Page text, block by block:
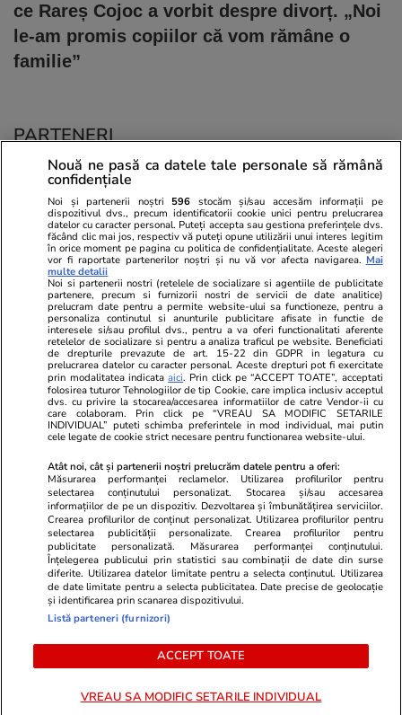
ce Rareș Cojoc a vorbit despre divorț. „Noi
le-am promis copiilor că vom rămâne o
familie”
PARTENERI
Viva.ro
"Nici acum nu îi știu bine. Nu îi știu familia".
A tăcut luni întregi, dar acum Gina Matache a
spus adevărul despre relația cu ginerele ei,
Radu Siffr...
Unica.ro
Nu și ei! S-au
căsnicie! Cei doi
secret. Nimeni
motiv al
© 2026 Ringier Romania. Toate drepturile rezervate
Actualizare preferințe cookies
Nouă ne pasă ca datele tale personale să rămână
confidențiale
Noi și partenerii noștri 596 stocăm și/sau accesăm informații pe
dispozitivul dvs., precum identificatorii cookie unici pentru prelucrarea
datelor cu caracter personal. Puteți accepta sau gestiona preferințele dvs.
făcând clic mai jos, respectiv vă puteți opune utilizării unui interes legitim
în orice moment pe pagina cu politica de confidențialitate. Aceste alegeri
vor fi raportate partenerilor noștri și nu vă vor afecta navigarea. Mai
multe detalii
Noi si partenerii nostri (retelele de socializare si agentiile de publicitate
partenere, precum si furnizorii nostri de servicii de date analitice)
prelucram date pentru a permite website-ului sa functioneze, pentru a
personaliza continutul si anunturile publicitare afisate in functie de
interesele si/sau profilul dvs., pentru a va oferi functionalitati aferente
retelelor de socializare si pentru a analiza traficul pe website. Beneficiati
de drepturile prevazute de art. 15-22 din GDPR in legatura cu
prelucrarea datelor cu caracter personal. Aceste drepturi pot fi exercitate
prin modalitatea indicataaici. Prin click pe “ACCEPT TOATE”, acceptati
folosirea tuturor Tehnologiilor de tip Cookie, care implica inclusiv acceptul
dvs. cu privire la stocarea/accesarea informatiilor de catre Vendor-ii cu
care colaboram. Prin click pe “VREAU SA MODIFIC SETARILE
INDIVIDUAL” puteti schimba preferintele in mod individual, mai putin
cele legate de cookie strict necesare pentru functionarea website-ului.
Atât noi, cât și partenerii noștri prelucrăm datele pentru a oferi:
Măsurarea performanței reclamelor. Utilizarea profilurilor pentru
selectarea conținutului personalizat. Stocarea și/sau accesarea
informațiilor de pe un dispozitiv. Dezvoltarea și îmbunătățirea serviciilor.
Crearea profilurilor de conținut personalizat. Utilizarea profilurilor pentru
selectarea publicității personalizate. Crearea profilurilor pentru
publicitate personalizată. Măsurarea performanței conținutului.
Înțelegerea publicului prin statistici sau combinații de date din surse
diferite. Utilizarea datelor limitate pentru a selecta conținutul. Utilizarea
de date limitate pentru a selecta publicitatea. Date precise de geolocație
și identificarea prin scanarea dispozitivului.
Listă parteneri (furnizori)
ACCEPT TOATE
VREAU SA MODIFIC SETARILE INDIVIDUAL